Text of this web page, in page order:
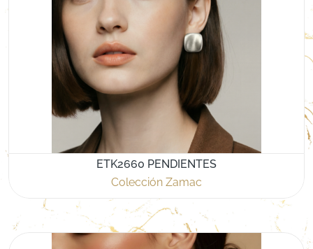
ETK2660 PENDIENTES
Colección Zamac